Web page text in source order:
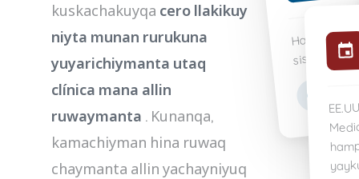
kuskachakuyqa cero llakikuy
niyta munan rurukuna
yuyarichiymanta utaq
clínica mana allin
ruwaymanta . Kunanqa,
kamachiyman hina ruwaq
chaymanta allin yachayniyuq
Hampi